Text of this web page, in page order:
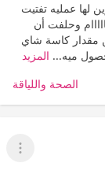
لها عمليه تفتيت
وحلفت أن
كاسة شاي
ميه... المزيد
الصحة واللياقة
عرض